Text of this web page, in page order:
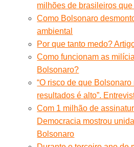
milhões de brasileiros
Como Bolsonaro
ambiental
Por que tanto medo?
Como funcionam as
Bolsonaro?
“O risco de que
resultados é alto”.
Com 1 milhão de
Democracia mostrou
Bolsonaro